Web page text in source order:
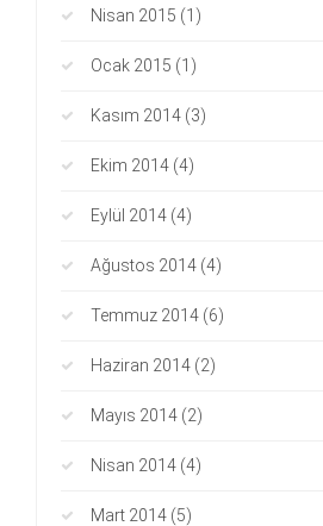
Nisan 2015 (1)
Ocak 2015 (1)
Kasım 2014 (3)
Ekim 2014 (4)
Eylül 2014 (4)
Ağustos 2014 (4)
Temmuz 2014 (6)
Haziran 2014 (2)
Mayıs 2014 (2)
Nisan 2014 (4)
Mart 2014 (5)